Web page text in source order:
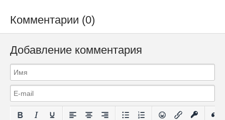
Комментарии (0)
Добавление комментария